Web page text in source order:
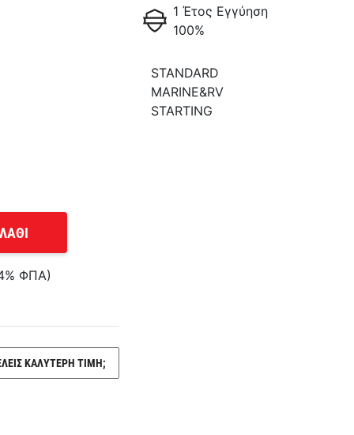
ΦΠΑ)
ΚΑΛΥΤΕΡΗ ΤΙΜΗ;
1 Έτος Εγγύηση
100%
STANDARD
MARINE&RV
STARTING